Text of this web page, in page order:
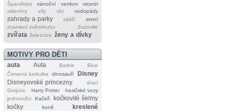
Španělsko
vánoční venkov
vesmír
videohry
víly vlci vodopády
zahrady a parky zátiší
zimní
znamení zvěrokruhu
Zozoville
zvířata železnice ženy a dívky
MOTIVY PRO DĚTI
auta Auta Barbie
Blue
Červená karkulka
dinosauři
Disney
Disneyovské princezny
draci
Gorjuss
Harry Potter
hasičské vozy
jednorožci
Kačeři
kočkovité šelmy
kočky
koně kreslené